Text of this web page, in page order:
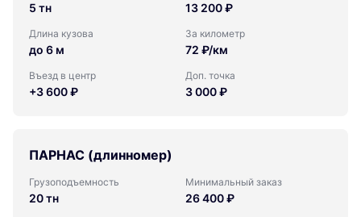
5 тн 13 200 ₽
Длина кузова
до 6 м
За километр
72 ₽/км
Въезд в центр
+3 600 ₽
Доп. точка
3 000 ₽
ПАРНАС (длинномер)
Грузоподъемность
20 тн
Минимальный заказ
26 400 ₽